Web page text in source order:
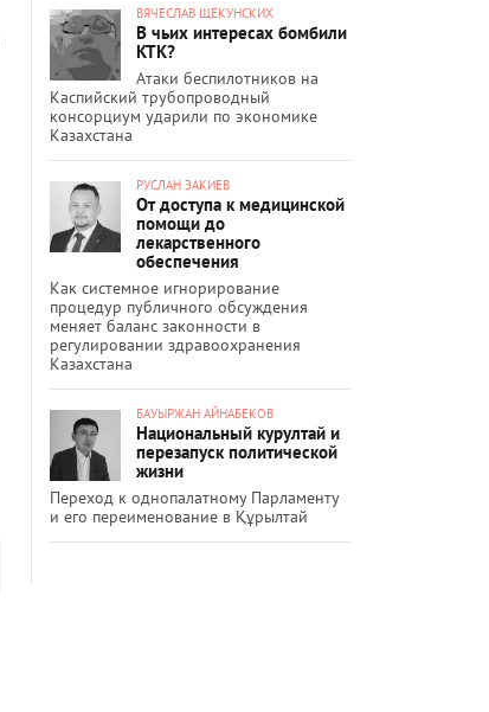
ВЯЧЕСЛАВ ЩЕКУНСКИХ
В чьих интересах бомбили
КТК?
Атаки беспилотников на
Каспийский трубопроводный
консорциум ударили по экономике
Казахстана
РУСЛАН ЗАКИЕВ
От доступа к медицинской
помощи до
лекарственного
обеспечения
Как системное игнорирование
процедур публичного обсуждения
меняет баланс законности в
регулировании здравоохранения
Казахстана
БАУЫРЖАН АЙНАБЕКОВ
Национальный курултай и
перезапуск политической
жизни
Переход к однопалатному Парламенту
и его переименование в Құрылтай